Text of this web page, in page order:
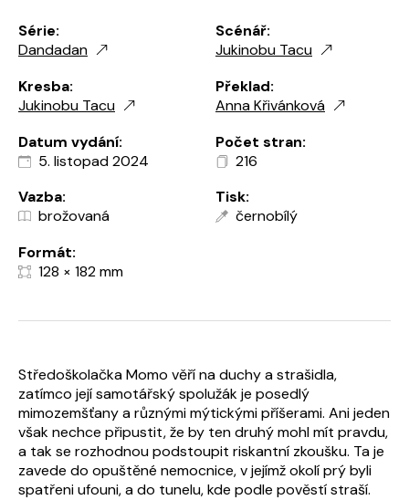
Série:
Dandadan
Scénář:
Jukinobu Tacu
Kresba:
Jukinobu Tacu
Překlad:
Anna Křivánková
Datum vydání:
5. listopad 2024
Počet stran:
216
Vazba:
brožovaná
Tisk:
černobílý
Formát:
128 × 182 mm
Středoškolačka Momo věří na duchy a strašidla,
zatímco její samotářský spolužák je posedlý
mimozemšťany a různými mýtickými příšerami. Ani jeden
však nechce připustit, že by ten druhý mohl mít pravdu,
a tak se rozhodnou podstoupit riskantní zkoušku. Ta je
zavede do opuštěné nemocnice, v jejímž okolí prý byli
spatřeni ufouni, a do tunelu, kde podle pověstí straší.